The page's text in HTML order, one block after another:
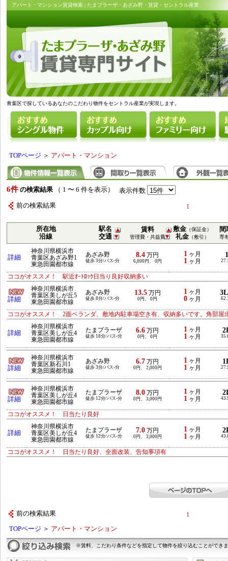
アパート・マンション賃貸検索 | たまプラーザ・あざみ野・賃貸・セントラル産業
青葉区で探しているあなたのこだわり物件をセントラル産業が実現します。
TOPページ ＞ アパート・マンション
6件 の検索結果 （ 1 〜 6 件を表示） 表示件数
前の検索結果 1
所在地
沿線
駅名
交通
賃料
管理費・共益費
敷金 （保証金）
礼金 （敷引）
間
専
詳細
神奈川県横浜市
青葉区あざみ野1
東急田園都市線
あざみ野
徒歩 3分/バス-分
8.4 万円
6,000円、 0円
1 ヶ月
1 ヶ月
ココがオススメ！ 駅近ｵｰﾄﾛｯｸ日当り良好収納多い
詳細
神奈川県横浜市
青葉区美しが丘5
東急田園都市線
あざみ野
徒歩 8分/バス-分
13.5万円
0円、 0円
1 ヶ月
0 ヶ月
ココがオススメ！ 2面ベランダ、敷地内駐車場空き有、収納多いです。角部屋
詳細
神奈川県横浜市
青葉区美しが丘4
東急田園都市線
たまプラーザ
徒歩 18分/バス-分
6.6 万円
0円、 0円
1 ヶ月
1 ヶ月
詳細
神奈川県横浜市
青葉区新石川1
東急田園都市線
あざみ野
徒歩 3分/バス-分
6.7 万円
0円、 2,000円
1 ヶ月
1 ヶ月
詳細
神奈川県横浜市
青葉区美しが丘4
東急田園都市線
たまプラーザ
徒歩 12分/バス-分
8.0 万円
0円、 3,000円
1 ヶ月
1 ヶ月
ココがオススメ！ 日当たり良好
詳細
神奈川県横浜市
青葉区美しが丘4
東急田園都市線
たまプラーザ
徒歩 12分/バス-分
7.0 万円
0円、 3,000円
1 ヶ月
1 ヶ月
ココがオススメ！ 日当たり良好、全面改装、告知事項有
前の検索結果 1
TOPページ ＞ アパート・マンション
※賃料、こだわり条件などを指定して物件を絞り込むことができ